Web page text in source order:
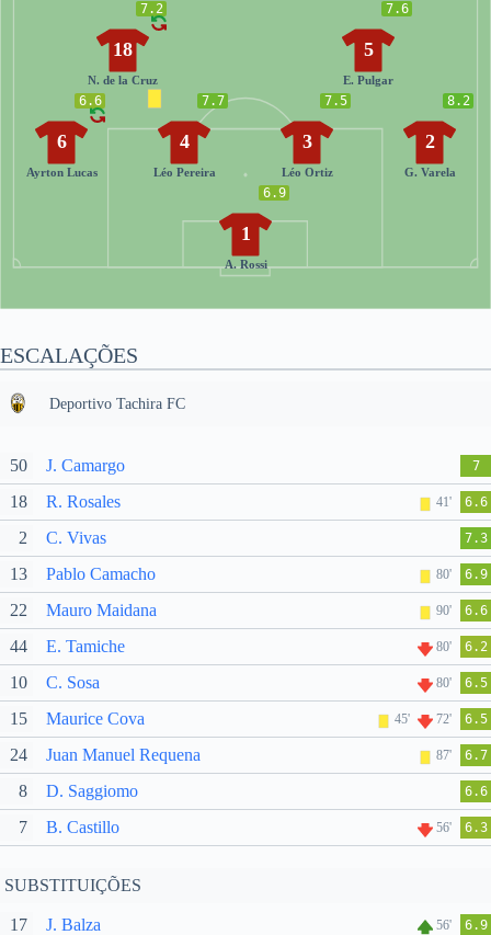
6.9
1
A. Rossi
6.6
6
Ayrton Lucas
7.7
4
Léo Pereira
7.5
3
Léo Ortiz
8.2
2
G. Varela
7.2
18
N. de la Cruz
7.6
5
E. Pulgar
ESCALAÇÕES
Deportivo Tachira FC
50 J. Camargo 7
18 R. Rosales 41' 6.6
2 C. Vivas 7.3
13 Pablo Camacho 80' 6.9
22 Mauro Maidana 90' 6.6
44 E. Tamiche 80' 6.2
10 C. Sosa 80' 6.5
15 Maurice Cova 45' 72' 6.5
24 Juan Manuel Requena 87' 6.7
8 D. Saggiomo 6.6
7 B. Castillo 56' 6.3
SUBSTITUIÇÕES
17 J. Balza 56' 6.9